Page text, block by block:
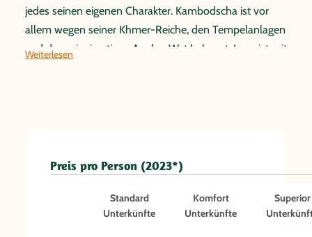
jedes seinen eigenen Charakter. Kambodscha ist vor
allem wegen seiner Khmer-Reiche, den Tempelanlagen
und dem einzigartigen Angkor Wat bekannt. Laos ist mit
Angkor Tempeln, um dann in Laos echte Spiritualität in
aufkommen zu lassen. In Vietnam erwarten Sie
pulsierende Städte und Traumstrände. In Nordvietnam
Weiterlesen
Preis pro Person (2023*)
Standard
Unterkünfte
Komfort
Unterkünfte
Superior